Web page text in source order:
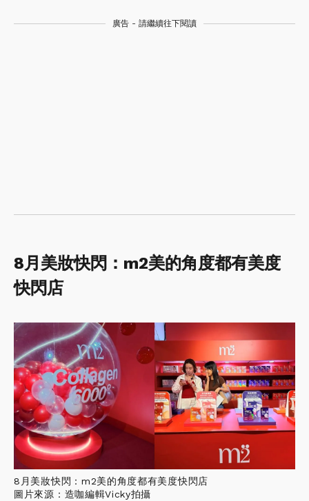
廣告 - 請繼續往下閱讀
8月美妝快閃：m2美的角度都有美度
快閃店
8月美妝快閃：m2美的角度都有美度快閃店
圖片來源：造咖編輯Vicky拍攝